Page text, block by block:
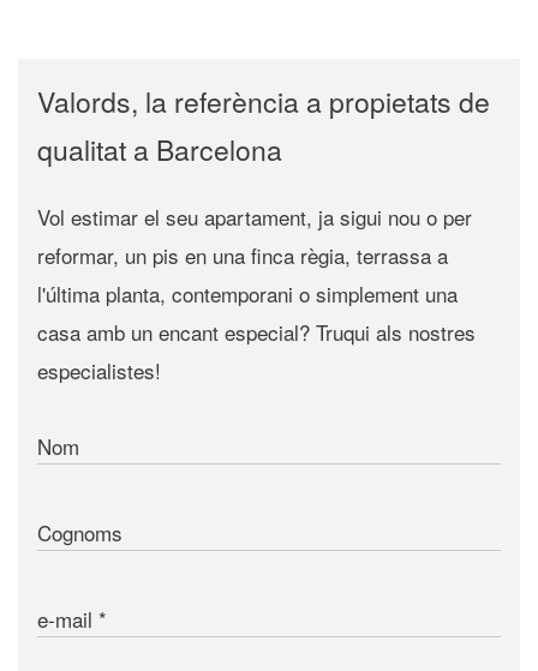
Valords, la referència a propietats de
qualitat a Barcelona
Vol estimar el seu apartament, ja sigui nou o per
reformar, un pis en una finca règia, terrassa a
l'última planta, contemporani o simplement una
casa amb un encant especial? Truqui als nostres
especialistes!
Nom
Cognoms
e-mail